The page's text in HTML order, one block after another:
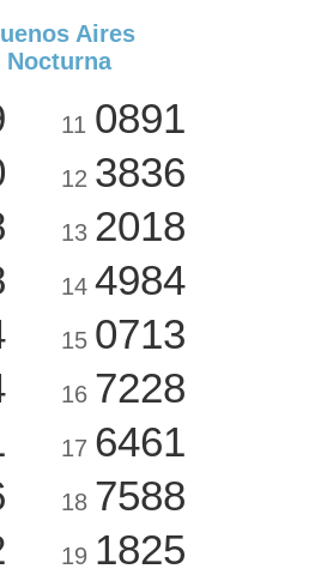
Aires
Nocturna
11 0891
12 3836
13 2018
14 4984
15 0713
16 7228
17 6461
18 7588
19 1825